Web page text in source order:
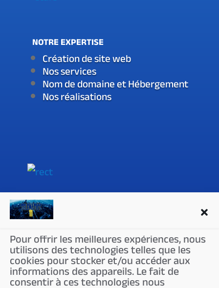
Pour offrir les meilleures expériences, nous
utilisons des technologies telles que les
cookies pour stocker et/ou accéder aux
informations des appareils. Le fait de
consentir à ces technologies nous
NOTRE EXPERTISE
Création de site web
Nos services
Nom de domaine et Hébergement
Nos réalisations
LIENS
A propos de nous
Mentions légales
Conditions de vente
Politique de confidentialité